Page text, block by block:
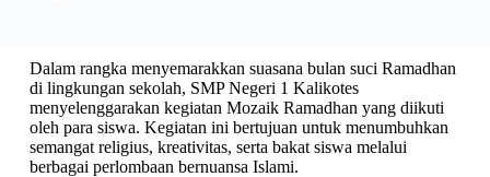
Dalam rangka menyemarakkan suasana bulan suci Ramadhan
di lingkungan sekolah, SMP Negeri 1 Kalikotes
menyelenggarakan kegiatan Mozaik Ramadhan yang diikuti
oleh para siswa. Kegiatan ini bertujuan untuk menumbuhkan
semangat religius, kreativitas, serta bakat siswa melalui
berbagai perlombaan bernuansa Islami.